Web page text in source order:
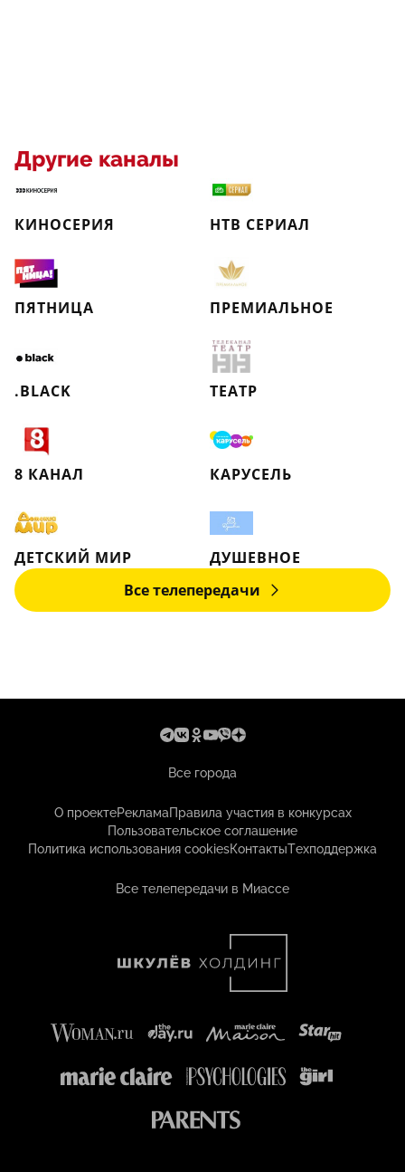
Другие каналы
КИНОСЕРИЯ НТВ СЕРИАЛ
ПЯТНИЦА ПРЕМИАЛЬНОЕ
.BLACK ТЕАТР
8 КАНАЛ КАРУСЕЛЬ
ДЕТСКИЙ МИР
ДУШЕВНОЕ
Все телепередачи
Все города
О проектеРекламаПравила участия в конкурсах
Пользовательское соглашение
Политика использования cookiesКонтактыТехподдержка
Все телепередачи в Миассе